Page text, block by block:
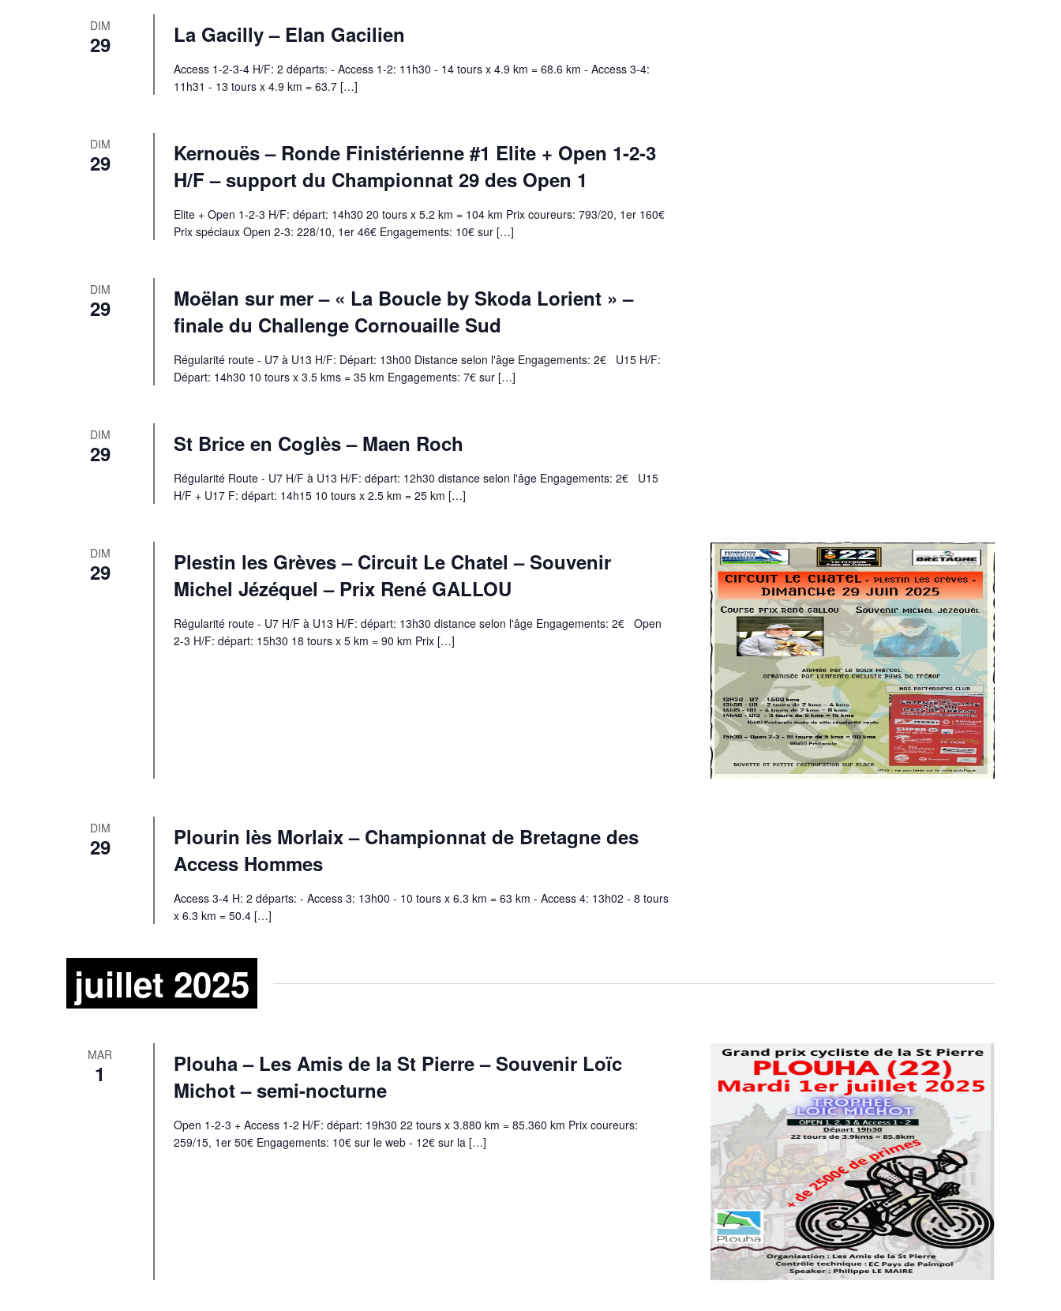
DIM
29 La Gacilly – Elan Gacilien
Access 1-2-3-4 H/F: 2 départs: - Access 1-2: 11h30 - 14 tours x 4.9 km = 68.6 km - Access 3-4:
11h31 - 13 tours x 4.9 km = 63.7 […]
DIM
29
Kernouës – Ronde Finistérienne #1 Elite + Open 1-2-3
H/F – support du Championnat 29 des Open 1
Elite + Open 1-2-3 H/F: départ: 14h30 20 tours x 5.2 km = 104 km Prix coureurs: 793/20, 1er 160€
Prix spéciaux Open 2-3: 228/10, 1er 46€ Engagements: 10€ sur […]
DIM
29
Moëlan sur mer – « La Boucle by Skoda Lorient » –
finale du Challenge Cornouaille Sud
Régularité route - U7 à U13 H/F: Départ: 13h00 Distance selon l'âge Engagements: 2€ U15 H/F:
Départ: 14h30 10 tours x 3.5 kms = 35 km Engagements: 7€ sur […]
DIM
29 St Brice en Coglès – Maen Roch
Régularité Route - U7 H/F à U13 H/F: départ: 12h30 distance selon l'âge Engagements: 2€ U15
H/F + U17 F: départ: 14h15 10 tours x 2.5 km = 25 km […]
DIM
29
Plestin les Grèves – Circuit Le Chatel – Souvenir
Michel Jézéquel – Prix René GALLOU
Régularité route - U7 H/F à U13 H/F: départ: 13h30 distance selon l'âge Engagements: 2€ Open
2-3 H/F: départ: 15h30 18 tours x 5 km = 90 km Prix […]
DIM
29
Plourin lès Morlaix – Championnat de Bretagne des
Access Hommes
Access 3-4 H: 2 départs: - Access 3: 13h00 - 10 tours x 6.3 km = 63 km - Access 4: 13h02 - 8 tours
x 6.3 km = 50.4 […]
juillet 2025
MAR
1
Plouha – Les Amis de la St Pierre – Souvenir Loïc
Michot – semi-nocturne
Open 1-2-3 + Access 1-2 H/F: départ: 19h30 22 tours x 3.880 km = 85.360 km Prix coureurs:
259/15, 1er 50€ Engagements: 10€ sur le web - 12€ sur la […]